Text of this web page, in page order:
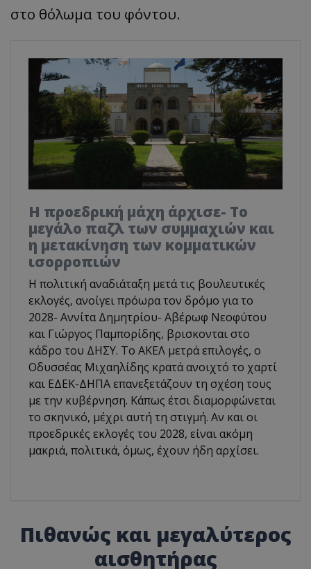
στο θόλωμα του φόντου.
Η προεδρική μάχη άρχισε- Το
μεγάλο παζλ των συμμαχιών και
η μετακίνηση των κομματικών
ισορροπιών
Η πολιτική αναδιάταξη μετά τις βουλευτικές
εκλογές, ανοίγει πρόωρα τον δρόμο για το
2028- Αννίτα Δημητρίου- Αβέρωφ Νεοφύτου
και Γιώργος Παμπορίδης, βρισκονται στο
κάδρο του ΔΗΣΥ. Το ΑΚΕΛ μετρά επιλογές, ο
Οδυσσέας Μιχαηλίδης κρατά ανοιχτό το χαρτί
και ΕΔΕΚ-ΔΗΠΑ επανεξετάζουν τη σχέση τους
με την κυβέρνηση. Κάπως έτσι διαμορφώνεται
το σκηνικό, μέχρι αυτή τη στιγμή. Αν και οι
προεδρικές εκλογές του 2028, είναι ακόμη
μακριά, πολιτικά, όμως, έχουν ήδη αρχίσει.
Πιθανώς και μεγαλύτερος
αισθητήρας